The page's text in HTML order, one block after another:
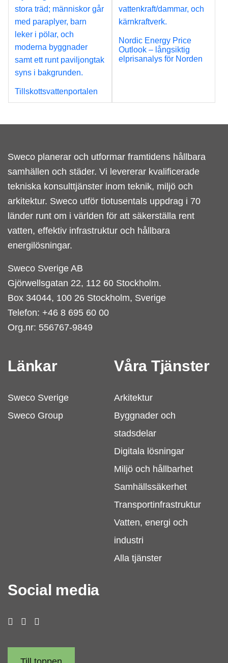
Tillskottsvattenportalen
Nordic Energy Price
Outlook – långsiktig
elprisanalys för Norden
Sweco planerar och utformar framtidens hållbara
samhällen och städer. Vi levererar kvalificerade
tekniska konsulttjänster inom teknik, miljö och
arkitektur. Sweco utför tiotusentals uppdrag i 70
länder runt om i världen för att säkerställa rent
vatten, effektiv infrastruktur och hållbara
energilösningar.
Sweco Sverige AB
Gjörwellsgatan 22, 112 60 Stockholm.
Box 34044, 100 26 Stockholm, Sverige
Telefon: +46 8 695 60 00
Org.nr: 556767-9849
Länkar
Sweco Sverige
Sweco Group
Våra Tjänster
Arkitektur
Byggnader och
stadsdelar
Digitala lösningar
Miljö och hållbarhet
Samhällssäkerhet
Transportinfrastruktur
Vatten, energi och
industri
Alla tjänster
Social media